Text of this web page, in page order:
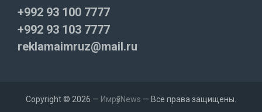
+992 93 100 7777
+992 93 103 7777
reklamaimruz@mail.ru
Copyright © 2026 — ИмрӯзNews — Все права защищены.